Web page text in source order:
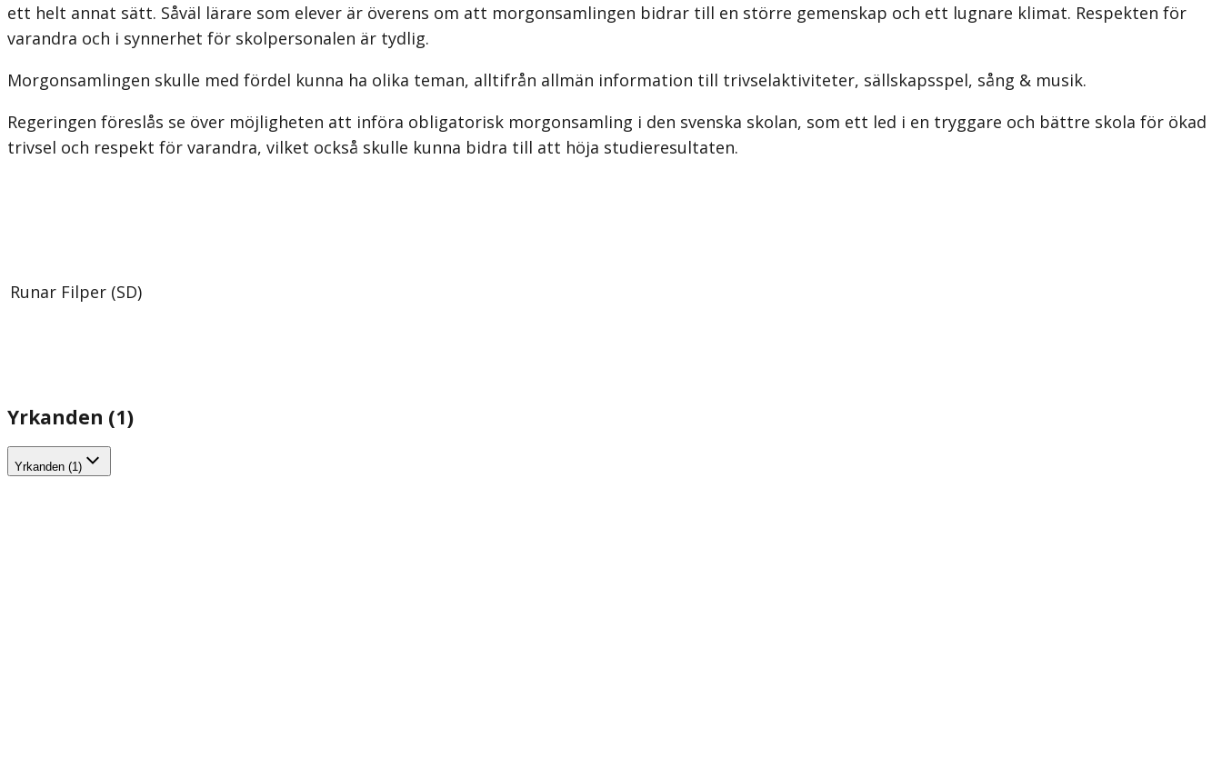
ett helt annat sätt. Såväl lärare som elever är överens om att morgonsamlingen bidrar till en större gemen­skap och ett lugnare klimat. Respekten för
varandra och i synnerhet för skolpersonalen är tydlig.
Morgonsamlingen skulle med fördel kunna ha olika teman, alltifrån allmän informa­tion till trivselaktiviteter, sällskapsspel, sång & musik.
Regeringen föreslås se över möjligheten att införa obligatorisk morgonsamling i den svenska skolan, som ett led i en tryggare och bättre skola för ökad
trivsel och respekt för varandra, vilket också skulle kunna bidra till att höja studieresultaten.
Runar Filper (SD)
Yrkanden (1)
Yrkanden (1)